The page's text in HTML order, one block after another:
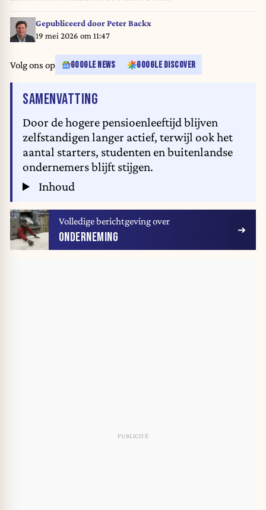
Gepubliceerd doorPeter Backx
19 mei 2026 om 11:47
Volg ons op GOOGLE NEWS GOOGLE DISCOVER
SAMENVATTING
Door de hogere pensioenleeftijd blijven
zelfstandigen langer actief, terwijl ook het
aantal starters, studenten en buitenlandse
ondernemers blijft stijgen.
Inhoud
Volledige berichtgeving over
ONDERNEMING